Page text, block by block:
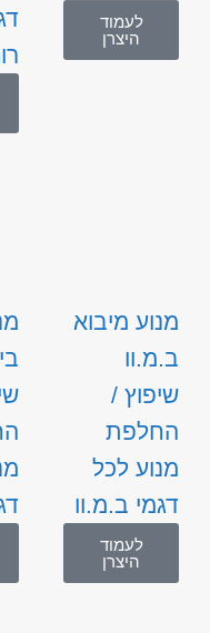
לעמוד
היצרן
מנוע מיבוא
ב.מ.וו
שיפוץ /
החלפת
מנוע לכל
דגמי ב.מ.וו
לעמוד
היצרן